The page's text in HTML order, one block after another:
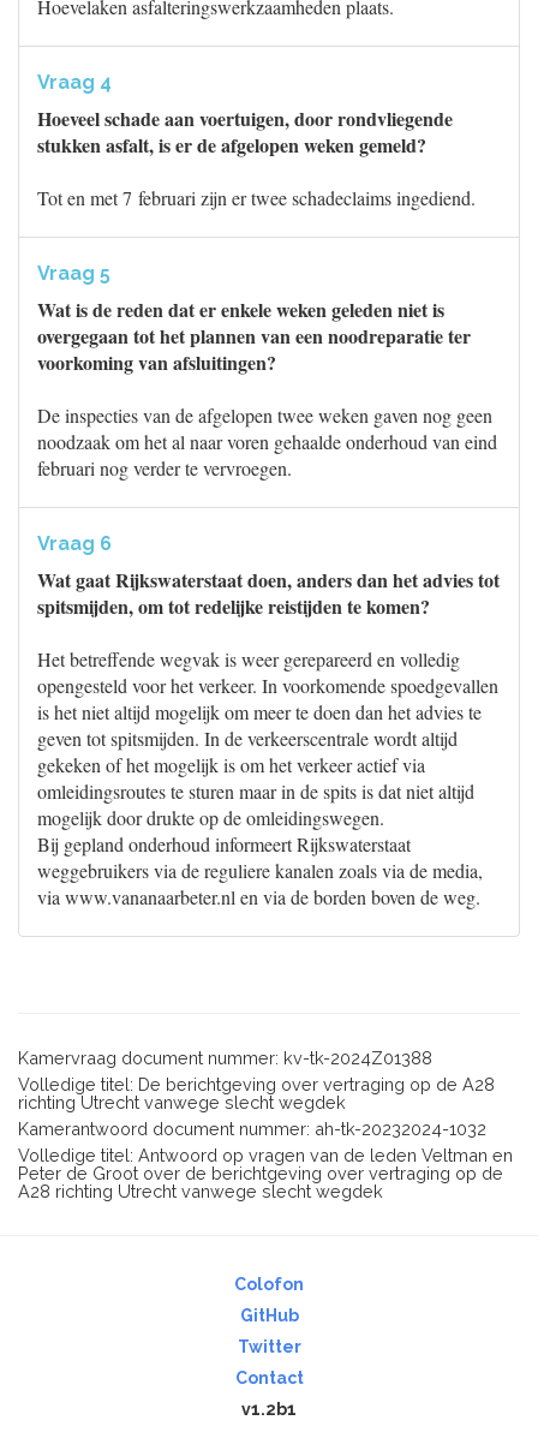
Hoevelaken asfalteringswerkzaamheden plaats.
Vraag 4
Hoeveel schade aan voertuigen, door rondvliegende
stukken asfalt, is er de afgelopen weken gemeld?
Tot en met 7 februari zijn er twee schadeclaims ingediend.
Vraag 5
Wat is de reden dat er enkele weken geleden niet is
overgegaan tot het plannen van een noodreparatie ter
voorkoming van afsluitingen?
De inspecties van de afgelopen twee weken gaven nog geen
noodzaak om het al naar voren gehaalde onderhoud van eind
februari nog verder te vervroegen.
Vraag 6
Wat gaat Rijkswaterstaat doen, anders dan het advies tot
spitsmijden, om tot redelijke reistijden te komen?
Het betreffende wegvak is weer gerepareerd en volledig
opengesteld voor het verkeer. In voorkomende spoedgevallen
is het niet altijd mogelijk om meer te doen dan het advies te
geven tot spitsmijden. In de verkeerscentrale wordt altijd
gekeken of het mogelijk is om het verkeer actief via
omleidingsroutes te sturen maar in de spits is dat niet altijd
mogelijk door drukte op de omleidingswegen.
Bij gepland onderhoud informeert Rijkswaterstaat
weggebruikers via de reguliere kanalen zoals via de media,
via www.vananaarbeter.nl en via de borden boven de weg.
Kamervraag document nummer: kv-tk-2024Z01388
Volledige titel: De berichtgeving over vertraging op de A28
richting Utrecht vanwege slecht wegdek
Kamerantwoord document nummer: ah-tk-20232024-1032
Volledige titel: Antwoord op vragen van de leden Veltman en
Peter de Groot over de berichtgeving over vertraging op de
A28 richting Utrecht vanwege slecht wegdek
Colofon
GitHub
Twitter
Contact
v1.2b1